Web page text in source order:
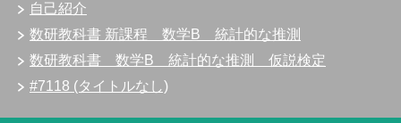
自己紹介
数研教科書 新課程 数学B 統計的な推測
数研教科書 数学B 統計的な推測 仮説検定
#7118 (タイトルなし)